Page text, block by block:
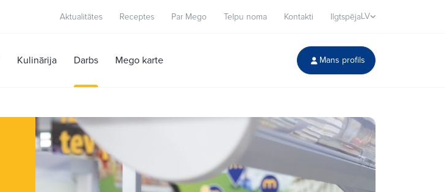
Aktualitātes Receptes Par Mego Telpu noma Kontakti IlgtspējaLV
Kulinārija Darbs Mego karte Mans profils